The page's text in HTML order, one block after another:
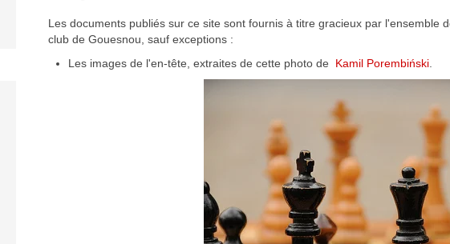
Les documents publiés sur ce site sont fournis à titre gracieux par l'ensemble
club de Gouesnou, sauf exceptions :
Les images de l'en-tête, extraites de cette photo de Kamil Porembiński